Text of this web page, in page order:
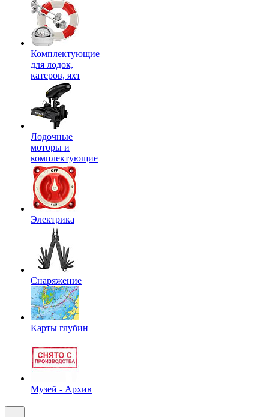
Комплектующие
для лодок,
катеров, яхт
Лодочные
моторы и
комплектующие
Электрика
Снаряжение
Карты глубин
Музей - Архив